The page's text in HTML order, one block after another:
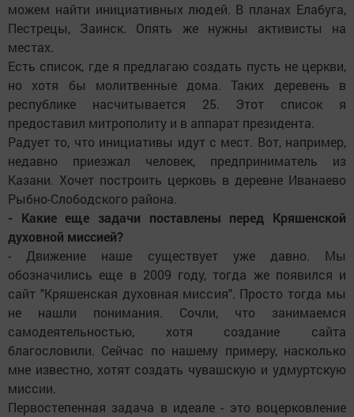
можем найти инициативных людей. В планах Елабуга,
Пестрецы, Заинск. Опять же нужны активисты на
местах.
Есть список, где я предлагаю создать пусть не церкви,
но хотя бы молитвенные дома. Таких деревень в
республике насчитывается 25. Этот список я
предоставил митрополиту и в аппарат президента.
Радует то, что инициативы идут с мест. Вот, например,
недавно приезжал человек, предприниматель из
Казани. Хочет построить церковь в деревне Иванаево
Рыбно-Слободского района.
- Какие еще задачи поставлены перед Кряшенской
духовной миссией?
- Движение наше существует уже давно. Мы
обозначились еще в 2009 году, тогда же появился и
сайт "Кряшенская духовная миссия". Просто тогда мы
не нашли понимания. Сочли, что занимаемся
самодеятельностью, хотя создание сайта
благословили. Сейчас по нашему примеру, насколько
мне известно, хотят создать чувашскую и удмуртскую
миссии.
Первостепенная задача в идеале - это воцерковление